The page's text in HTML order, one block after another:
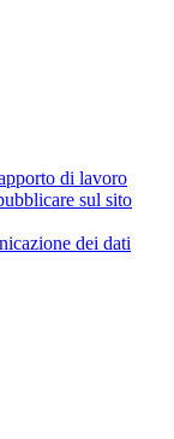
di lavoro
sul sito
dei dati